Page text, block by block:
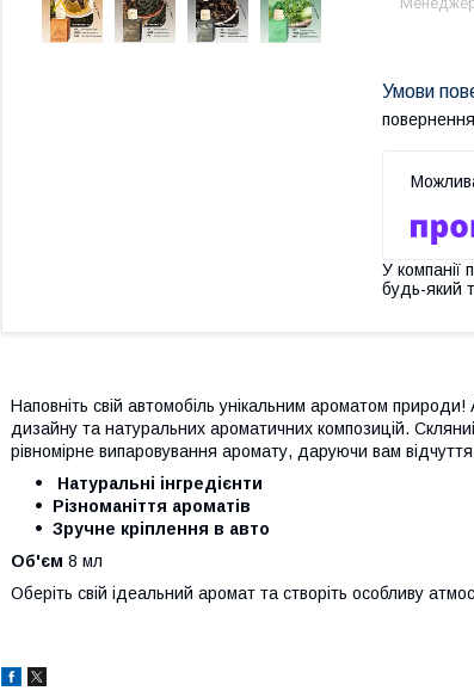
У компанії
будь-який
Наповніть свій автомобіль унікальним ароматом
дизайну та натуральних ароматичних композицій.
рівномірне випаровування аромату, даруючи вам відчуття
Натуральні інгредієнти
Різноманіття ароматів
Зручне кріплення в авто
Об'єм 8 мл
Оберіть свій ідеальний аромат та створіть особливу